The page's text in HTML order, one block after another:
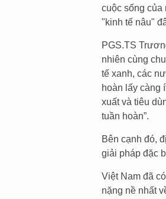
cuộc sống của
"kinh tế nâu"
PGS.TS
nhiên cùng
tế xanh, các
hoàn lấy càng
xuất và tiêu
tuần hoàn”.
Bên cạnh đó,
giải pháp đặc
Việt Nam đã
nặng nề nhất